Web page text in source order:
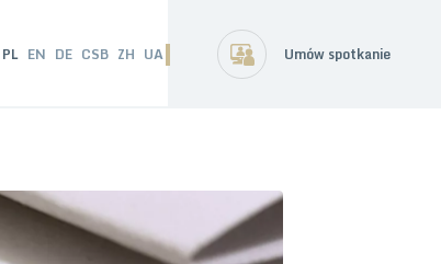
PL EN DE CSB ZH UA Umów spotkanie